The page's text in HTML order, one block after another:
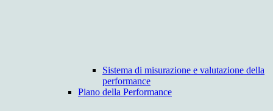
Sistema di misurazione e valutazione della
performance
Piano della Performance